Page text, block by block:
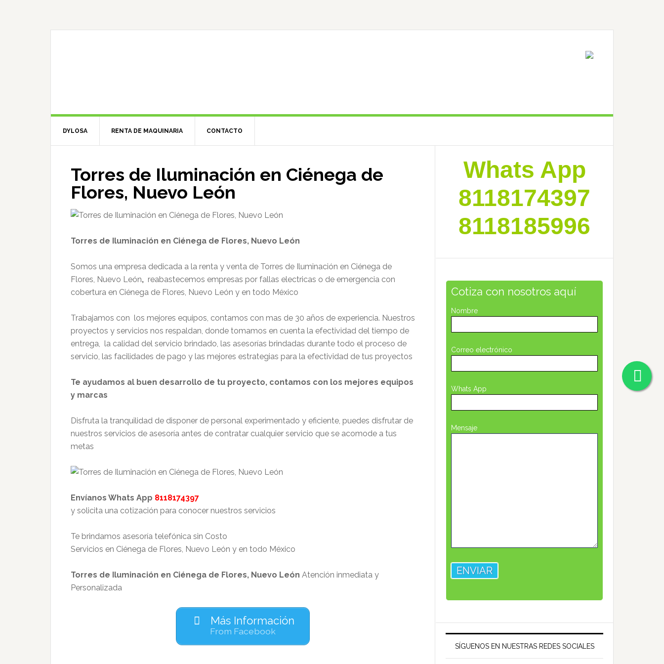
DYLOSA RENTA DE MAQUINARIA CONTACTO
Torres de Iluminación en Ciénega de
Flores, Nuevo León
Torres de Iluminación en Ciénega de Flores, Nuevo León
Somos una empresa dedicada a la renta y venta de Torres de Iluminación en Ciénega de
Flores, Nuevo León, reabastecemos empresas por fallas electricas o de emergencia con
cobertura en Ciénega de Flores, Nuevo León y en todo México
Trabajamos con los mejores equipos, contamos con mas de 30 años de experiencia. Nuestros
proyectos y servicios nos respaldan, donde tomamos en cuenta la efectividad del tiempo de
entrega, la calidad del servicio brindado, las asesorías brindadas durante todo el proceso de
servicio, las facilidades de pago y las mejores estrategias para la efectividad de tus proyectos
Te ayudamos al buen desarrollo de tu proyecto, contamos con los mejores equipos
y marcas
Disfruta la tranquilidad de disponer de personal experimentado y eficiente, puedes disfrutar de
nuestros servicios de asesoría antes de contratar cualquier servicio que se acomode a tus
metas
Envíanos Whats App 8118174397
y solicita una cotización para conocer nuestros servicios
Te brindamos asesoría telefónica sin Costo
Servicios en Ciénega de Flores, Nuevo León y en todo México
Torres de Iluminación en Ciénega de Flores, Nuevo León Atención inmediata y
Personalizada
Más Información
From Facebook
lateral
primaria
Whats App
8118174397
8118185996
Cotiza con nosotros aquí
Nombre
Correo electrónico
Whats App
Mensaje
SÍGUENOS EN NUESTRAS REDES SOCIALES